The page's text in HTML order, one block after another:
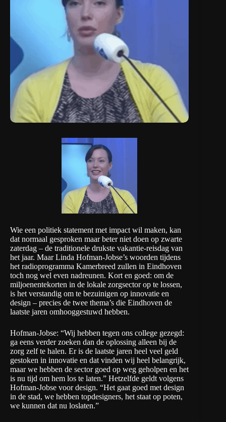
Wie een politiek statement met impact wil maken, kan
dat normaal gesproken maar beter niet doen op zwarte
zaterdag – de traditionele drukste vakantie-reisdag van
het jaar. Maar Linda Hofman-Jobse’s woorden tijdens
het radioprogramma Kamerbreed zullen in Eindhoven
toch nog wel even nadreunen. Kort en goed: om de
miljoenentekorten in de lokale zorgsector op te lossen,
is het verstandig om te bezuinigen op innovatie en
design – precies de twee thema’s die Eindhoven de
laatste jaren omhooggestuwd hebben.
Hofman-Jobse: “Wij hebben tegen ons college gezegd:
ga eens verder zoeken dan de oplossing alleen bij de
zorg zelf te halen. Er is de laatste jaren heel veel geld
gestoken in innovatie en dat vinden wij heel belangrijk,
maar we hebben de sector goed op weg geholpen en het
is nu tijd om hem los te laten.” Hetzelfde geldt volgens
Hofman-Jobse voor design. “Het gaat goed met design
in de stad, we hebben topdesigners, het staat op poten,
we kunnen dat nu loslaten.”